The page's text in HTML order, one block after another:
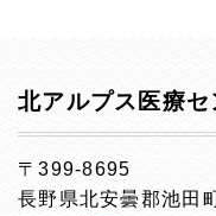
北アルプス医療
〒399-8695
長野県北安曇郡池田